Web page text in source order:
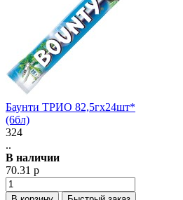
Баунти ТРИО 82,5гх24шт*
(6бл)
324
..
В наличии
70.31 р